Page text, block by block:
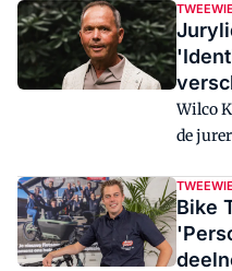
blinken
Wilco
de
en het
een
vertrek
Bike